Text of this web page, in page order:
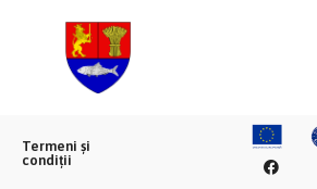
Termeni și
condiții